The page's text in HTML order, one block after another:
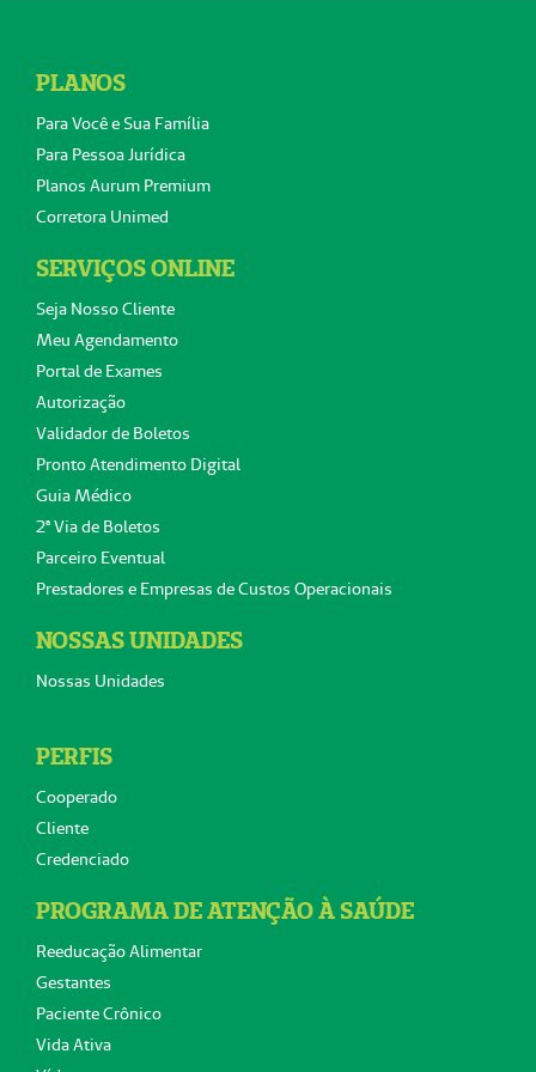
PLANOS
Para Você e Sua Família
Para Pessoa Jurídica
Planos Aurum Premium
Corretora Unimed
SERVIÇOS ONLINE
Seja Nosso Cliente
Meu Agendamento
Portal de Exames
Autorização
Validador de Boletos
Pronto Atendimento Digital
Guia Médico
2ª Via de Boletos
Parceiro Eventual
Prestadores e Empresas de Custos Operacionais
NOSSAS UNIDADES
Nossas Unidades
PERFIS
Cooperado
Cliente
Credenciado
PROGRAMA DE ATENÇÃO À SAÚDE
Reeducação Alimentar
Gestantes
Paciente Crônico
Vida Ativa